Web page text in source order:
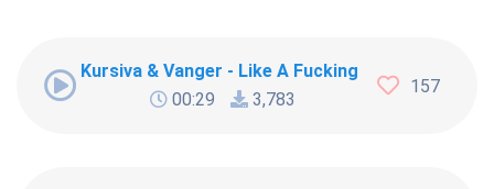
Kursiva & Vanger - Like A Fucking Newbie
00:29
3,783
157